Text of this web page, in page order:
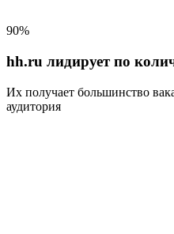
90%
hh.ru лидирует по
Их получает большинство
аудитория